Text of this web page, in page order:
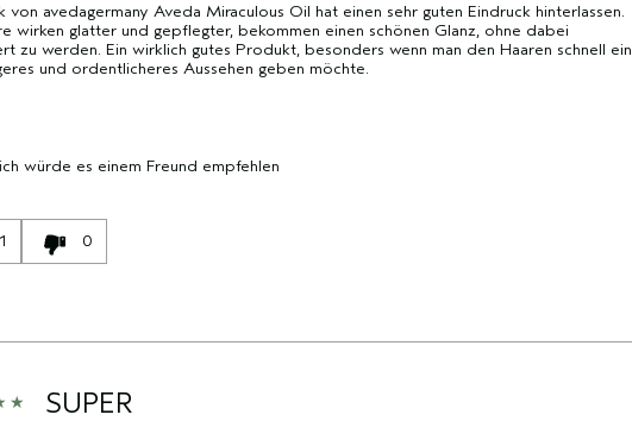
PRODUKT-
ID,
PRODUKTNAME,
BEWERTUNG
ANZAHL
BEWERTUNGEN
PRODUKT-
ID,
PRODUKTNAME,
von avedagermany Aveda Miraculous Oil hat einen sehr guten Eindruck hinterlassen.
wirken glatter und gepflegter, bekommen einen schönen Glanz, ohne dabei
zu werden. Ein wirklich gutes Produkt, besonders wenn man den Haaren schnell ein
und ordentlicheres Aussehen geben möchte.
würde es einem Freund empfehlen
1 0
SUPER